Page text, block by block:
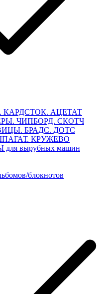
КАРДСТОК. АЦЕТАТ
ЧИПБОРД. СКОТЧ
БРАДС. ДОТС
КРУЖЕВО
вырубных машин
блокнотов